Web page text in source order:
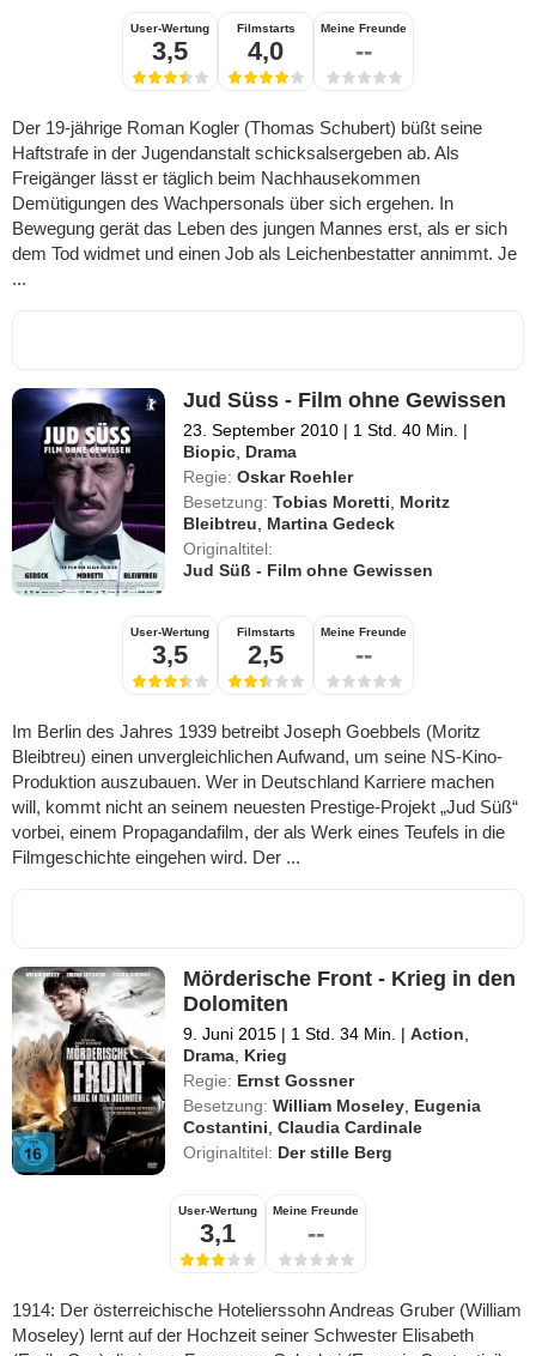
User-Wertung
3,5
Filmstarts
4,0
Meine Freunde
--
Der 19-jährige Roman Kogler (Thomas Schubert) büßt seine
Haftstrafe in der Jugendanstalt schicksalsergeben ab. Als
Freigänger lässt er täglich beim Nachhausekommen
Demütigungen des Wachpersonals über sich ergehen. In
Bewegung gerät das Leben des jungen Mannes erst, als er sich
dem Tod widmet und einen Job als Leichenbestatter annimmt. Je
...
Jud Süss - Film ohne Gewissen
23. September 2010 | 1 Std. 40 Min. |
Biopic Drama
Regie: Oskar Roehler
Besetzung: Tobias Moretti
Moritz
Bleibtreu
Martina Gedeck
Originaltitel:
Jud Süß - Film ohne Gewissen
User-Wertung
3,5
Filmstarts
2,5
Meine Freunde
--
Im Berlin des Jahres 1939 betreibt Joseph Goebbels (Moritz
Bleibtreu) einen unvergleichlichen Aufwand, um seine NS-Kino-
Produktion auszubauen. Wer in Deutschland Karriere machen
will, kommt nicht an seinem neuesten Prestige-Projekt „Jud Süß“
vorbei, einem Propagandafilm, der als Werk eines Teufels in die
Filmgeschichte eingehen wird. Der ...
Mörderische Front - Krieg in den
Dolomiten
9. Juni 2015 | 1 Std. 34 Min. | Action
Drama Krieg
Regie: Ernst Gossner
Besetzung: William Moseley Eugenia
Costantini ,Claudia Cardinale
Originaltitel: Der stille Berg
User-Wertung
3,1
Meine Freunde
--
1914: Der österreichische Hotelierssohn Andreas Gruber (William
Moseley) lernt auf der Hochzeit seiner Schwester Elisabeth